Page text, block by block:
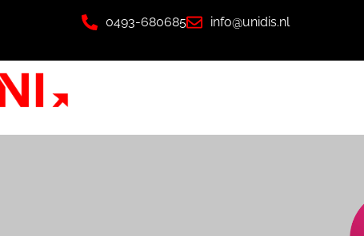
0493-680685 info@unidis.nl